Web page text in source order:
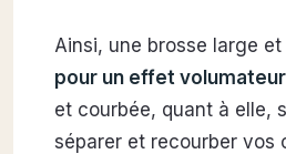
Ainsi, une brosse large
pour un effet volumateur
et courbée, quant à elle,
séparer et recourber vos